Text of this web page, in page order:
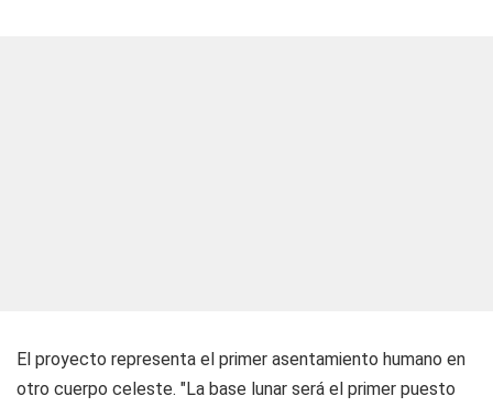
El proyecto representa el primer asentamiento humano en
otro cuerpo celeste. "La base lunar será el primer puesto